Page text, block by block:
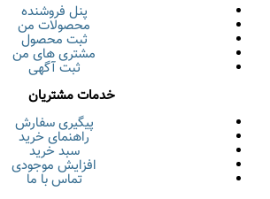
پنل فروشنده
محصولات من
ثبت محصول
مشتری های من
ثبت آگهی
خدمات مشتریان
پیگیری سفارش
راهنمای خرید
سبد خرید
افزایش موجودی
تماس با ما